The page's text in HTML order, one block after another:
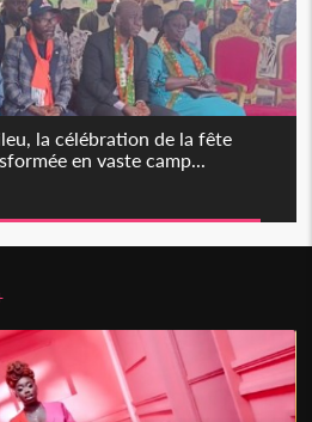
la célébration de la fête
en vaste camp...